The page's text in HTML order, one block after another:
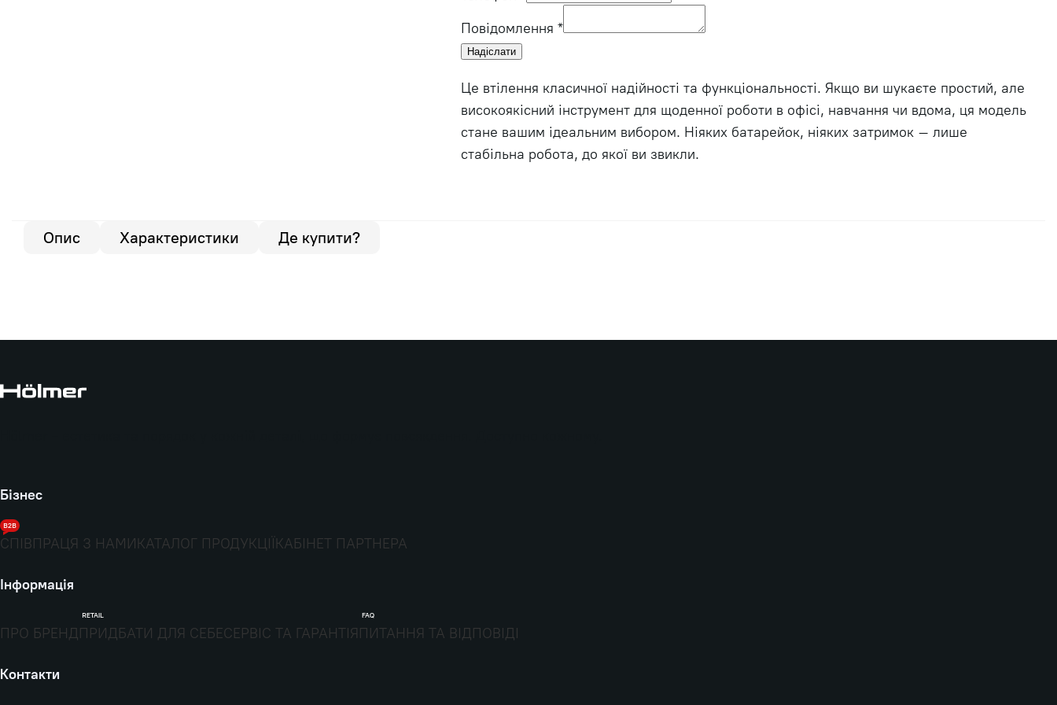
Повідомлення *
Надіслати
Це втілення класичної надійності та функціональності. Якщо ви шукаєте простий, але
високоякісний інструмент для щоденної роботи в офісі, навчання чи вдома, ця модель
стане вашим ідеальним вибором. Ніяких батарейок, ніяких затримок – лише
стабільна робота, до якої ви звикли.
Опис Характеристики Де купити?
Бізнес
СПІВПРАЦЯ З НАМИ
B2B
КАТАЛОГ ПРОДУКЦІЇКАБІНЕТ ПАРТНЕРА
Інформація
ПРО БРЕНДПРИДБАТИ ДЛЯ СЕБЕ
RETAIL
СЕРВІС ТА ГАРАНТІЯПИТАННЯ ТА ВІДПОВІДІ
FAQ
Контакти